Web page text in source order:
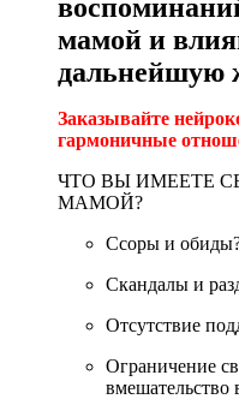
мамой и
дальнейшую
Заказывайте
гармоничные
ЧТО ВЫ ИМЕЕТЕ
МАМОЙ?
Ссоры и
Скандалы и
Отсутствие
Ограничение
вмешательство